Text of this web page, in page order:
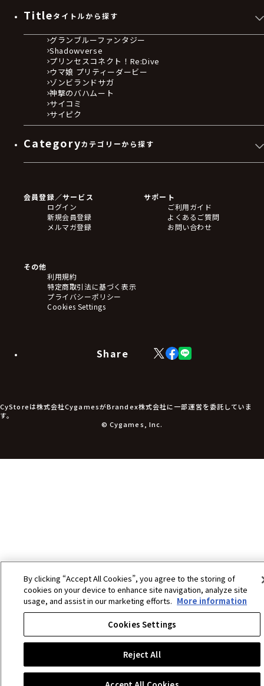
Titleタイトルから探す
グランブルーファンタジー
Shadowverse
プリンセスコネクト！Re:Dive
ウマ娘 プリティーダービー
ゾンビランドサガ
神撃のバハムート
サイコミ
サイピク
Categoryカテゴリーから探す
フィギュア
アクリルスタンド
バッジ
キーホルダー・ストラップ
ステッカー・シール・カード
タペストリー・ポスター
アームサポーター
ブレードホルダー
食品・飲料品
アパレル小物
アクセサリー
会員登録／サービス
ログイン
新規会員登録
メルマガ登録
サポート
ご利用ガイド
よくあるご質問
お問い合わせ
その他
利用規約
特定商取引法に基づく表示
プライバシーポリシー
Cookies Settings
Share
X
(Twitter)
Facebook
LINE
CyStoreは株式会社CygamesがBrandex株式会社に一部運営を委託していま
す。
© Cygames, Inc.
By clicking “Accept All Cookies”, you agree to the storing of
cookies on your device to enhance site navigation, analyze site
usage, and assist in our marketing efforts. More information
Cookies Settings
Reject All